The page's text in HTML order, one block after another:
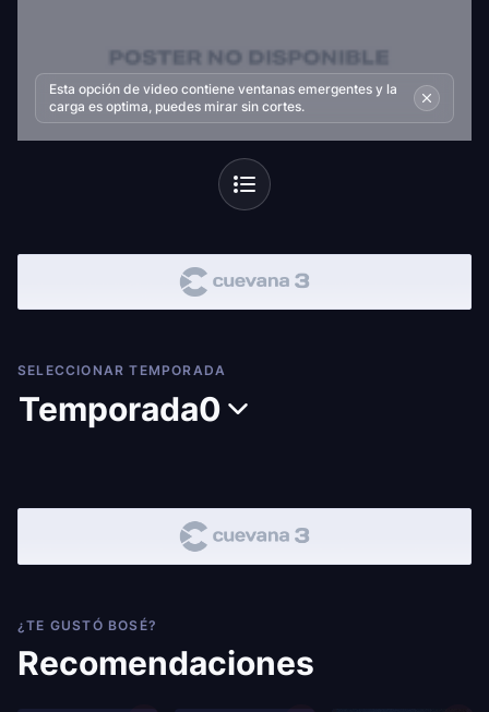
Esta opción de video contiene ventanas emergentes y la
carga es optima, puedes mirar sin cortes.
episodios
SELECCIONAR TEMPORADA
Temporada0
¿TE GUSTÓ BOSÉ?
Recomendaciones